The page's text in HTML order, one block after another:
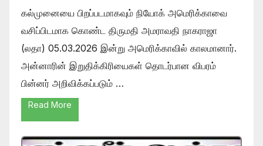
கல்முனையை பிறப்படமாகவும் நியோக் அமெரிக்காவை
வசிப்பிடமாக கொண்ட திருமதி அமராவதி நாகராஜா
(லதா) 05.03.2026 இன்று அமெரிக்காவில் காலமானார்.
அன்னாரின் இறுதிக்கிரியைகள் தொடர்பான விபரம்
பின்னர் அறிவிக்கப்படும் …
Read More